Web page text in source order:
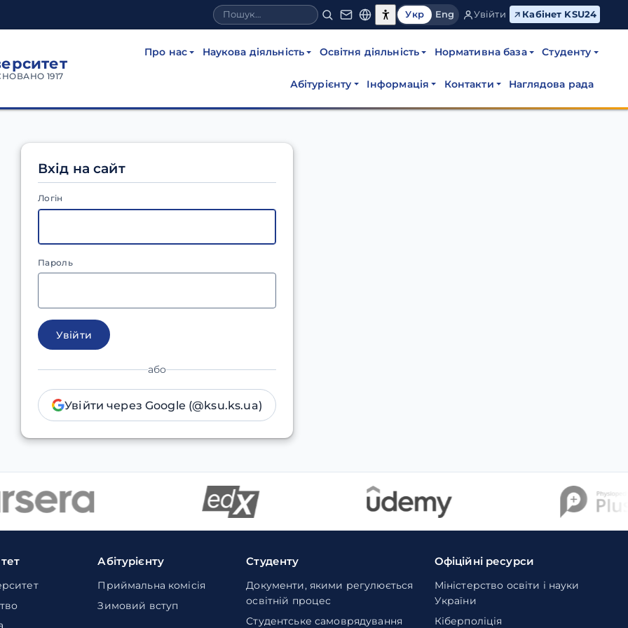
Укр Eng Увійти Кабінет KSU24
1917
Про нас Наукова діяльність Освітня діяльність Нормативна база Студенту
Абітурієнту Інформація Контакти Наглядова рада
Вхід на сайт
Логін
Пароль
Увійти
або
Увійти через Google (@ksu.ks.ua)
Абітурієнту
Приймальна комісія
Зимовий вступ
Студенту
Документи, якими регулюється
освітній процес
Студентське самоврядування
Офіційні ресурси
Міністерство освіти і науки
України
Кіберполіція